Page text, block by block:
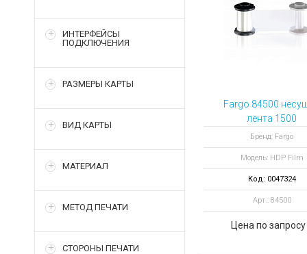
ИНТЕРФЕЙСЫ
ПОДКЛЮЧЕНИЯ
РАЗМЕРЫ КАРТЫ
ВИД КАРТЫ
МАТЕРИАЛ
МЕТОД ПЕЧАТИ
СТОРОНЫ ПЕЧАТИ
Fargo 84500
лента 1500
отпечатков
Бренд: Fargo
Модель: HDP Film
Код: 0047324
Арт.: 84500
Цена по запросу